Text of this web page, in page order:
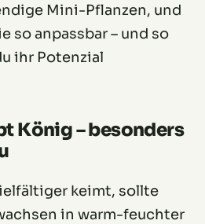
Mini-Pflanzen, und
so anpassbar – und so
ihr Potenzial
König – besonders
keimt, sollte
in warm-feuchter